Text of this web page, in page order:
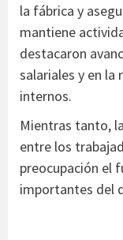
la fábrica y
mantiene
destacaron
salariales y en la
internos.
Mientras tanto,
entre los
preocupación el
importantes del